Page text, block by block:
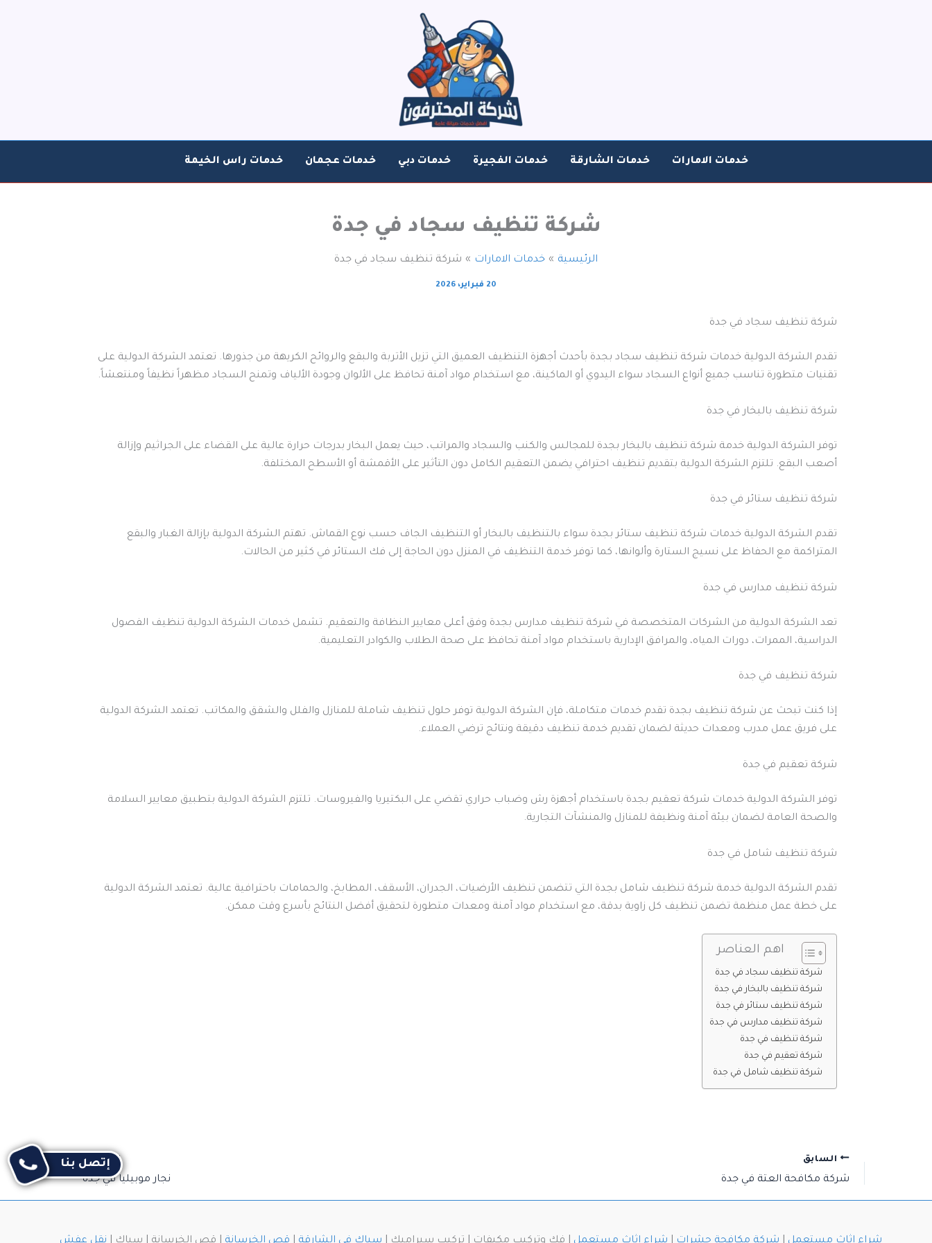
خدمات الامارات خدمات الشارقة خدمات الفجيرة خدمات دبي خدمات عجمان خدمات راس الخيمة
شركة تنظيف سجاد في جدة
الرئيسية خدمات الامارات شركة تنظيف سجاد في جدة
20 فبراير، 2026
شركة تنظيف سجاد في جدة
تقدم الشركة الدولية خدمات شركة تنظيف سجاد بجدة بأحدث أجهزة التنظيف العميق التي تزيل الأتربة والبقع والروائح الكريهة من جذورها. تعتمد الشركة الدولية على
تقنيات متطورة تناسب جميع أنواع السجاد سواء اليدوي أو الماكينة، مع استخدام مواد آمنة تحافظ على الألوان وجودة الألياف وتمنح السجاد مظهراً نظيفاً ومنتعشاً.
شركة تنظيف بالبخار في جدة
توفر الشركة الدولية خدمة شركة تنظيف بالبخار بجدة للمجالس والكنب والسجاد والمراتب، حيث يعمل البخار بدرجات حرارة عالية على القضاء على الجراثيم وإزالة
أصعب البقع. تلتزم الشركة الدولية بتقديم تنظيف احترافي يضمن التعقيم الكامل دون التأثير على الأقمشة أو الأسطح المختلفة.
شركة تنظيف ستائر في جدة
تقدم الشركة الدولية خدمات شركة تنظيف ستائر بجدة سواء بالتنظيف بالبخار أو التنظيف الجاف حسب نوع القماش. تهتم الشركة الدولية بإزالة الغبار والبقع
المتراكمة مع الحفاظ على نسيج الستارة وألوانها، كما توفر خدمة التنظيف في المنزل دون الحاجة إلى فك الستائر في كثير من الحالات.
شركة تنظيف مدارس في جدة
تعد الشركة الدولية من الشركات المتخصصة في شركة تنظيف مدارس بجدة وفق أعلى معايير النظافة والتعقيم. تشمل خدمات الشركة الدولية تنظيف الفصول
الدراسية، الممرات، دورات المياه، والمرافق الإدارية باستخدام مواد آمنة تحافظ على صحة الطلاب والكوادر التعليمية.
شركة تنظيف في جدة
إذا كنت تبحث عن شركة تنظيف بجدة تقدم خدمات متكاملة، فإن الشركة الدولية توفر حلول تنظيف شاملة للمنازل والفلل والشقق والمكاتب. تعتمد الشركة الدولية
على فريق عمل مدرب ومعدات حديثة لضمان تقديم خدمة تنظيف دقيقة ونتائج ترضي العملاء.
شركة تعقيم في جدة
توفر الشركة الدولية خدمات شركة تعقيم بجدة باستخدام أجهزة رش وضباب حراري تقضي على البكتيريا والفيروسات. تلتزم الشركة الدولية بتطبيق معايير السلامة
والصحة العامة لضمان بيئة آمنة ونظيفة للمنازل والمنشآت التجارية.
شركة تنظيف شامل في جدة
تقدم الشركة الدولية خدمة شركة تنظيف شامل بجدة التي تتضمن تنظيف الأرضيات، الجدران، الأسقف، المطابخ، والحمامات باحترافية عالية. تعتمد الشركة الدولية
على خطة عمل منظمة تضمن تنظيف كل زاوية بدقة، مع استخدام مواد آمنة ومعدات متطورة لتحقيق أفضل النتائج بأسرع وقت ممكن.
اهم العناصر
شركة تنظيف سجاد في جدة
شركة تنظيف بالبخار في جدة
شركة تنظيف ستائر في جدة
شركة تنظيف مدارس في جدة
شركة تنظيف في جدة
شركة تعقيم في جدة
شركة تنظيف شامل في جدة
السابق
شركة مكافحة العتة في جدة
التالي
نجار موبيليا في جدة
إتصل بنا